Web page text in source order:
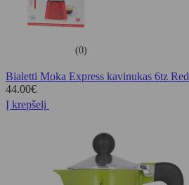
(0)
Bialetti Moka Express kavinukas 6tz Red
44.00€
Į krepšelį